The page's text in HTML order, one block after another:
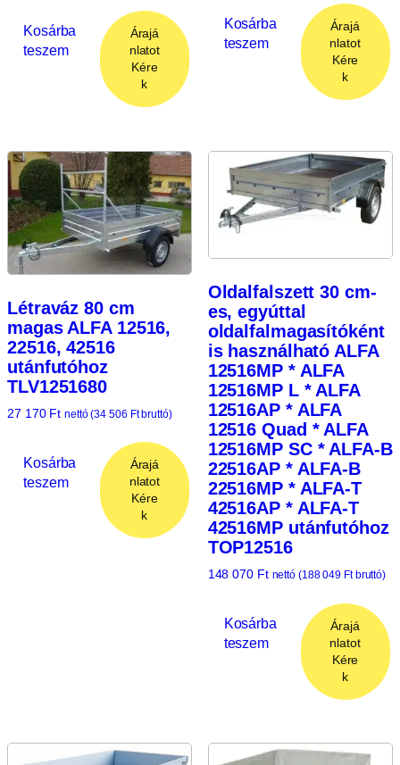
Kosárba
teszem
Árajá
nlatot
Kére
k
Kosárba
teszem
Árajá
nlatot
Kére
k
Létraváz 80 cm
magas ALFA 12516,
22516, 42516
utánfutóhoz
TLV1251680
27 170 Ft nettó (34 506 Ftbruttó)
Kosárba
teszem
Árajá
nlatot
Kére
k
Oldalfalszett 30 cm-
es, egyúttal
oldalfalmagasítóként
is használható ALFA
12516MP * ALFA
12516MP L * ALFA
12516AP * ALFA
12516 Quad * ALFA
12516MP SC * ALFA-B
22516AP * ALFA-B
22516MP * ALFA-T
42516AP * ALFA-T
42516MP utánfutóhoz
TOP12516
148 070 Ft nettó (188 049 Ftbruttó)
Kosárba
teszem
Árajá
nlatot
Kére
k